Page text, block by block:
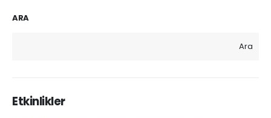
ARA
Ara
Etkinlikler